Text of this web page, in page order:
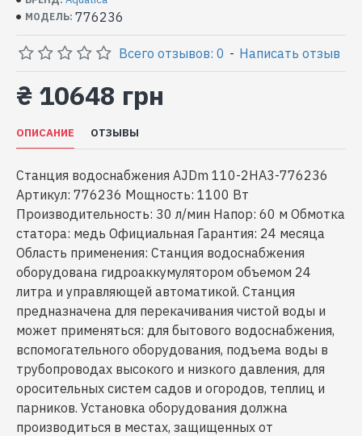
МОДЕЛЬ: 776236
Всего отзывов: 0 - Написать отзыв
₴ 10648 грн
ОПИСАНИЕ ОТЗЫВЫ
Станция водоснабжения AJDm 110-2HA3-776236
Артикул: 776236 Мощность: 1100 Вт
Производительность: 30 л/мин Напор: 60 м Обмотка
статора: медь Официальная Гарантия: 24 месяца
Область применения: Станция водоснабжения
оборудована гидроаккумулятором объемом 24
литра и управляющей автоматикой. Станция
предназначена для перекачивания чистой воды и
может применяться: для бытового водоснабжения,
вспомогательного оборудования, подъема воды в
трубопроводах высокого и низкого давления, для
оросительных систем садов и огородов, теплиц и
парников. Установка оборудования должна
производиться в местах, защищенных от